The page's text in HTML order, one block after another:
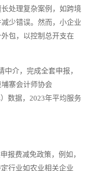
处理复杂案例，如跨境
少错误。然而，小企业
包，以控制总开支在
介，完成全套申报，
寨会计师协会
）数据，2023年平均服务
费减免政策，例如，
行业如农业相关企业